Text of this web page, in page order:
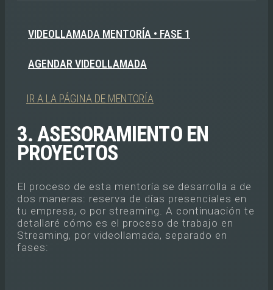
VIDEOLLAMADA MENTORÍA • FASE 1
AGENDAR VIDEOLLAMADA
IR A LA PÁGINA DE MENTORÍA
3. ASESORAMIENTO EN
PROYECTOS
El proceso de esta mentoría se desarrolla a de
dos maneras: reserva de días presenciales en
tu empresa, o por streaming. A continuación te
detallaré cómo es el proceso de trabajo en
Streaming, por videollamada, separado en
fases: